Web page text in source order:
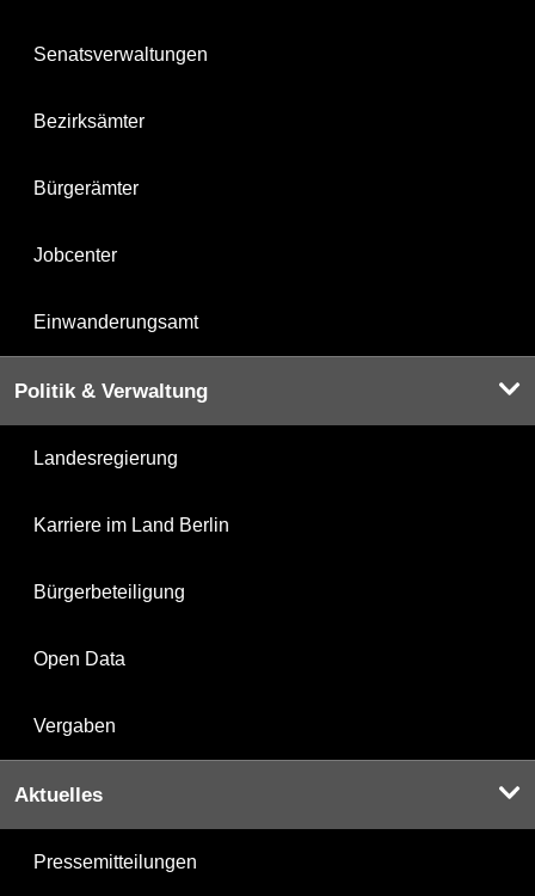
Senatsverwaltungen
Bezirksämter
Bürgerämter
Jobcenter
Einwanderungsamt
Politik & Verwaltung
Landesregierung
Karriere im Land Berlin
Bürgerbeteiligung
Open Data
Vergaben
Aktuelles
Pressemitteilungen